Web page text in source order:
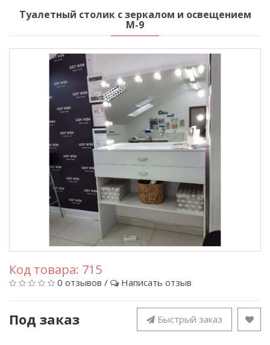
Туалетный столик с зеркалом и освещением
М-9
Код товара: 715
0 отзывов / Написать отзыв
Под заказ Быстрый заказ